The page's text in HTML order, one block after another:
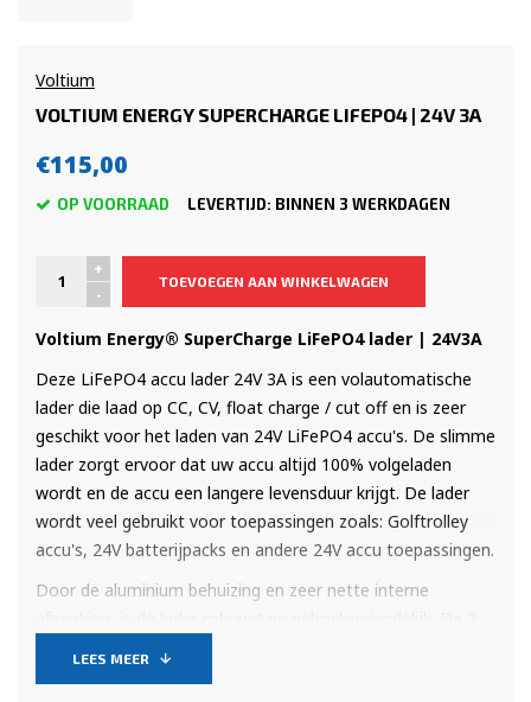
Voltium
VOLTIUM ENERGY SUPERCHARGE LIFEPO4 | 24V 3A
€115,00
OP VOORRAAD LEVERTIJD: BINNEN 3 WERKDAGEN
+
-
TOEVOEGEN AAN WINKELWAGEN
Voltium Energy® SuperCharge LiFePO4 lader | 24V3A
Deze LiFePO4 accu lader 24V 3A is een volautomatische
lader die laad op CC, CV, float charge / cut off en is zeer
geschikt voor het laden van 24V LiFePO4 accu's. De slimme
lader zorgt ervoor dat uw accu altijd 100% volgeladen
wordt en de accu een langere levensduur krijgt. De lader
wordt veel gebruikt voor toepassingen zoals: Golftrolley
accu's, 24V batterijpacks en andere 24V accu toepassingen.
Door de aluminium behuizing en zeer nette interne
LEES MEER